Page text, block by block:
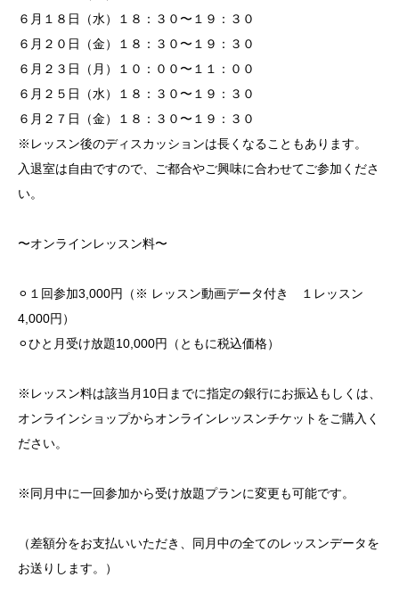
６月１８日（水）１８：３０〜１９：３０
６月２０日（金）１８：３０〜１９：３０
６月２３日（月）１０：００〜１１：００
６月２５日（水）１８：３０〜１９：３０
６月２７日（金）１８：３０〜１９：３０
※レッスン後のディスカッションは長くなることもあります。
入退室は自由ですので、ご都合やご興味に合わせてご参加くださ
い。
〜オンラインレッスン料〜
⚪︎１回参加3,000円（※ レッスン動画データ付き １レッスン
4,000円）
⚪︎ひと月受け放題10,000円（ともに税込価格）
※レッスン料は該当月10日までに指定の銀行にお振込もしくは、
オンラインショップからオンラインレッスンチケットをご購入く
ださい。
※同月中に一回参加から受け放題プランに変更も可能です。
（差額分をお支払いいただき、同月中の全てのレッスンデータを
お送りします。）